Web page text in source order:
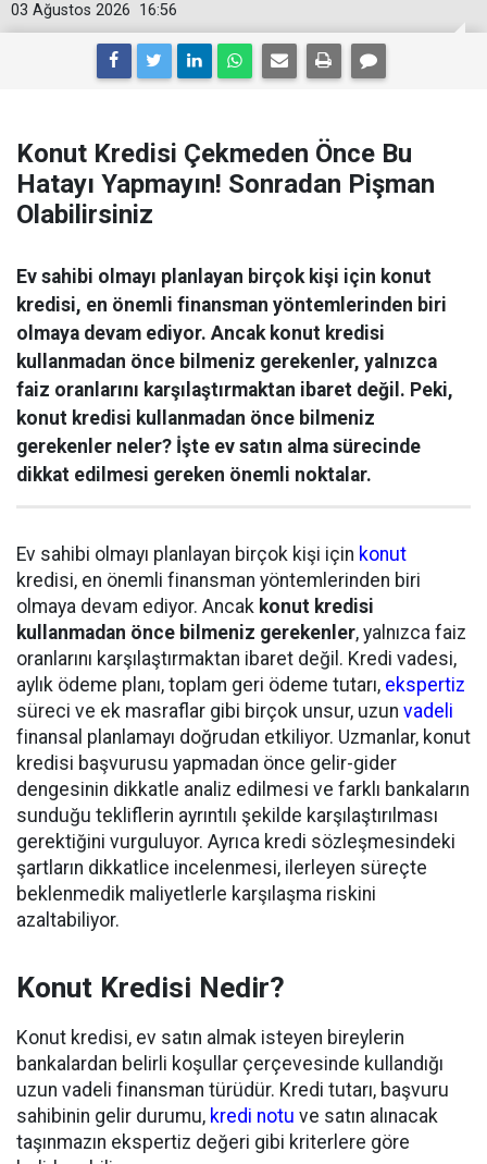
16:56
03 Ağustos 2026
Konut Kredisi Çekmeden Önce Bu
Hatayı Yapmayın! Sonradan Pişman
Olabilirsiniz
Ev sahibi olmayı planlayan birçok kişi için konut
kredisi, en önemli finansman yöntemlerinden biri
olmaya devam ediyor. Ancak konut kredisi
kullanmadan önce bilmeniz gerekenler, yalnızca
faiz oranlarını karşılaştırmaktan ibaret değil. Peki,
konut kredisi kullanmadan önce bilmeniz
gerekenler neler? İşte ev satın alma sürecinde
dikkat edilmesi gereken önemli noktalar.
Ev sahibi olmayı planlayan birçok kişi için konut
kredisi, en önemli finansman yöntemlerinden biri
olmaya devam ediyor. Ancak konut kredisi
kullanmadan önce bilmeniz gerekenler, yalnızca faiz
oranlarını karşılaştırmaktan ibaret değil. Kredi vadesi,
aylık ödeme planı, toplam geri ödeme tutarı, ekspertiz
süreci ve ek masraflar gibi birçok unsur, uzun vadeli
finansal planlamayı doğrudan etkiliyor. Uzmanlar, konut
kredisi başvurusu yapmadan önce gelir-gider
dengesinin dikkatle analiz edilmesi ve farklı bankaların
sunduğu tekliflerin ayrıntılı şekilde karşılaştırılması
gerektiğini vurguluyor. Ayrıca kredi sözleşmesindeki
şartların dikkatlice incelenmesi, ilerleyen süreçte
beklenmedik maliyetlerle karşılaşma riskini
azaltabiliyor.
Konut Kredisi Nedir?
Konut kredisi, ev satın almak isteyen bireylerin
bankalardan belirli koşullar çerçevesinde kullandığı
uzun vadeli finansman türüdür. Kredi tutarı, başvuru
sahibinin gelir durumu, kredi notu ve satın alınacak
taşınmazın ekspertiz değeri gibi kriterlere göre